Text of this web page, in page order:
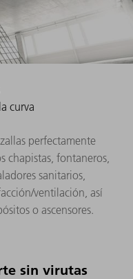
curva
perfectamente
chapistas, fontaneros,
sanitarios,
ventilación, así
o ascensores.
sin virutas